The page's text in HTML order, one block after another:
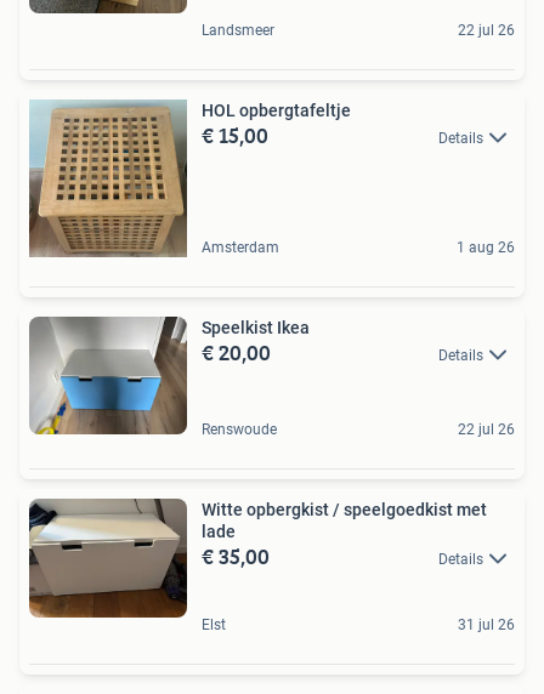
Landsmeer 22 jul 26
HOL opbergtafeltje
€ 15,00 Details
Amsterdam 1 aug 26
Speelkist Ikea
€ 20,00 Details
Renswoude 22 jul 26
Witte opbergkist / speelgoedkist met
lade
€ 35,00 Details
Elst 31 jul 26